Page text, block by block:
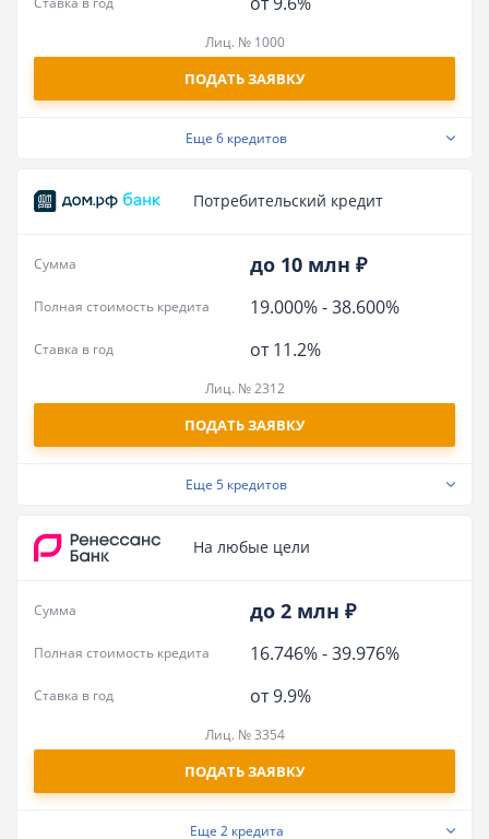
Лиц. № 1000
ПОДАТЬ ЗАЯВКУ
Еще 6 кредитов
Потребительский кредит
до 10 млн ₽
Сумма
19.000%-38.600%
Полная стоимость кредита
от 11.2%
Ставка в год
Лиц. № 2312
ПОДАТЬ ЗАЯВКУ
Еще 5 кредитов
На любые цели
до 2 млн ₽
Сумма
16.746%-39.976%
Полная стоимость кредита
от 9.9%
Ставка в год
Лиц. № 3354
ПОДАТЬ ЗАЯВКУ
Еще 2 кредита